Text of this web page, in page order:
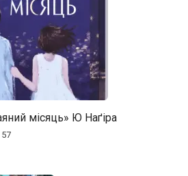
місяць» Ю Наґіра
57